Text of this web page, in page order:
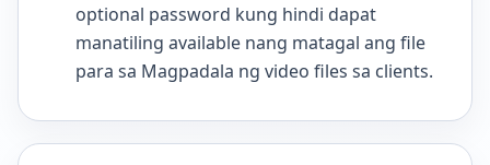
optional password kung hindi dapat
manatiling available nang matagal ang file
para sa Magpadala ng video files sa clients.